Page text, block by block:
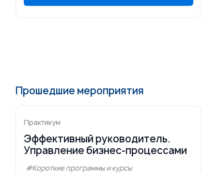
Прошедшие мероприятия
Практикум
Эффективный руководитель.
Управление бизнес-процессами
#Короткие программы и курсы